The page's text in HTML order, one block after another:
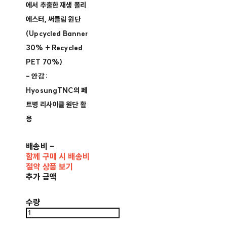
에서 추출한 재생 폴리
에스터, 써클립 원단
(Upcycled Banner
30% + Recycled
PET 70%)
- 안감 :
HyosungTNC의 페
트병 리사이클 원단 활
용
배송비 -
함께 구매 시 배송비
절약 상품 보기
추가 금액
수량